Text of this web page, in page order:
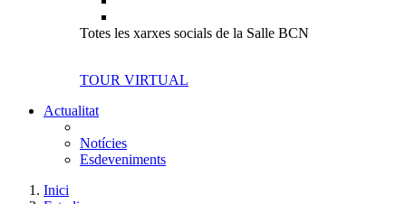
Totes les xarxes socials de la Salle BCN
TOUR VIRTUAL
Actualitat
Notícies
Esdeveniments
Inici